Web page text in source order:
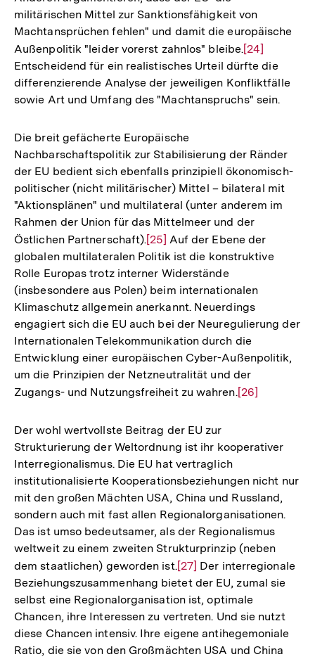
der
Fußnote
militärischen Mittel zur Sanktionsfähigkeit von
Machtansprüchen fehlen" und damit die europäische
Außenpolitik "leider vorerst zahnlos" bleibe.Zur
Auflösung
der
Fußnote
[24]
Entscheidend für ein realistisches Urteil dürfte die
differenzierende Analyse der jeweiligen Konfliktfälle
sowie Art und Umfang des "Machtanspruchs" sein.
Die breit gefächerte Europäische
Nachbarschaftspolitik zur Stabilisierung der Ränder
der EU bedient sich ebenfalls prinzipiell ökonomisch-
politischer (nicht militärischer) Mittel – bilateral mit
"Aktionsplänen" und multilateral (unter anderem im
Rahmen der Union für das Mittelmeer und der
Östlichen Partnerschaft).Zur
Auflösung
der
Fußnote
[25] Auf der Ebene der
globalen multilateralen Politik ist die konstruktive
Rolle Europas trotz interner Widerstände
(insbesondere aus Polen) beim internationalen
Klimaschutz allgemein anerkannt. Neuerdings
engagiert sich die EU auch bei der Neuregulierung der
Internationalen Telekommunikation durch die
Entwicklung einer europäischen Cyber-Außenpolitik,
um die Prinzipien der Netzneutralität und der
Zugangs- und Nutzungsfreiheit zu wahren.Zur
Fußnote
[26]
Der wohl wertvollste Beitrag der EU zur
Strukturierung der Weltordnung ist ihr kooperativer
Interregionalismus. Die EU hat vertraglich
institutionalisierte Kooperationsbeziehungen nicht nur
mit den großen Mächten USA, China und Russland,
sondern auch mit fast allen Regionalorganisationen.
Das ist umso bedeutsamer, als der Regionalismus
weltweit zu einem zweiten Strukturprinzip (neben
dem staatlichen) geworden ist.Zur
Auflösung
der
Fußnote
[27] Der interregionale
Beziehungszusammenhang bietet der EU, zumal sie
selbst eine Regionalorganisation ist, optimale
Chancen, ihre Interessen zu vertreten. Und sie nutzt
diese Chancen intensiv. Ihre eigene antihegemoniale
Ratio, die sie von den Großmächten USA und China